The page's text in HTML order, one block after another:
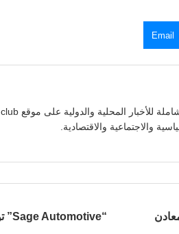
Email
والاجتماعية والاقتصادية.